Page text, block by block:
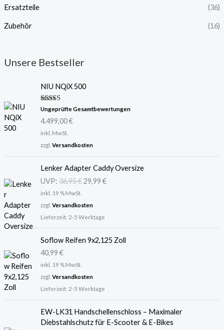
Ersatzteile (36)
Zubehör (16)
Unsere Bestseller
NIU NQiX 500
Bewertet
von 5
Ungeprüfte Gesamtbewertungen
4.499,00€
inkl. MwSt.
zzgl. Versandkosten
Lenker Adapter Caddy Oversize
UVP: 36,95€
r
s
r
ü
h
e
P
r
29,99€
k
t
e
i
s
inkl. 19 % MwSt.
zzgl. Versandkosten
Lieferzeit: 2-5 Werktage
Soflow Reifen 9x2,125 Zoll
40,99€
inkl. 19 % MwSt.
zzgl. Versandkosten
Lieferzeit: 2-5 Werktage
EW-LK31 Handschellenschloss – Maximaler
Diebstahlschutz für E-Scooter & E-Bikes